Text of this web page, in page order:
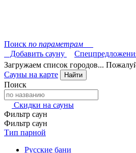
Поиск по параметрам
Добавить сауну
Загружаем список городов...
Сауны на карте
Найти
Поиск
Скидки на сауны
Фильтр саун
Фильтр саун
Тип парной
Русские бани